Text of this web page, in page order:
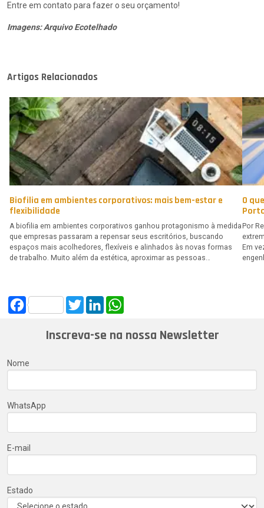
Entre em contato para fazer o seu orçamento!
Imagens: Arquivo Ecotelhado
Artigos Relacionados
Biofilia em ambientes corporativos: mais bem-estar e
flexibilidade
A biofilia em ambientes corporativos ganhou protagonismo à medida
que empresas passaram a repensar seus escritórios, buscando
espaços mais acolhedores, flexíveis e alinhados às novas formas
de trabalho. Muito além da estética, aproximar as pessoas…
O
Por
Em
Facebook TwitterLinkedIn
Inscreva-se na nossa Newsletter
Nome
WhatsApp
E-mail
Estado